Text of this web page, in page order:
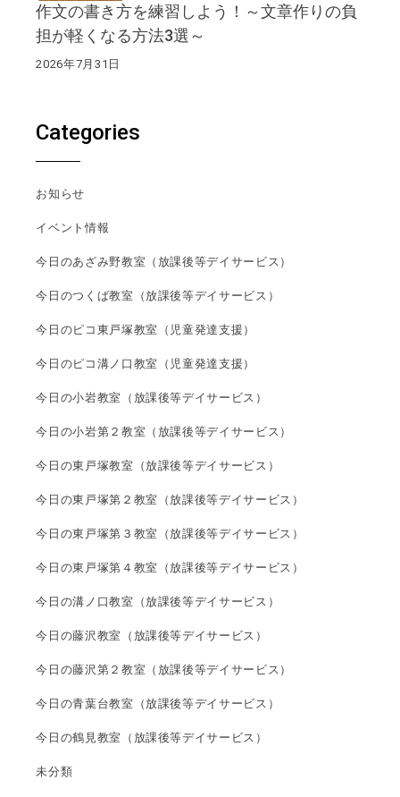
作文の書き方を練習しよう！～文章作りの負
担が軽くなる方法3選～
2026年7月31日
Categories
お知らせ
イベント情報
今日のあざみ野教室（放課後等デイサービス）
今日のつくば教室（放課後等デイサービス）
今日のピコ東戸塚教室（児童発達支援）
今日のピコ溝ノ口教室（児童発達支援）
今日の小岩教室（放課後等デイサービス）
今日の小岩第２教室（放課後等デイサービス）
今日の東戸塚教室（放課後等デイサービス）
今日の東戸塚第２教室（放課後等デイサービス）
今日の東戸塚第３教室（放課後等デイサービス）
今日の東戸塚第４教室（放課後等デイサービス）
今日の溝ノ口教室（放課後等デイサービス）
今日の藤沢教室（放課後等デイサービス）
今日の藤沢第２教室（放課後等デイサービス）
今日の青葉台教室（放課後等デイサービス）
今日の鶴見教室（放課後等デイサービス）
未分類